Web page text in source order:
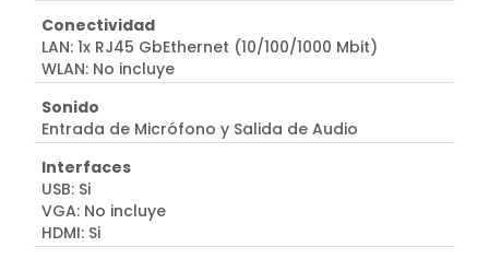
Conectividad
LAN: 1x RJ45 GbEthernet (10/100/1000 Mbit)
WLAN: No incluye
Sonido
Entrada de Micrófono y Salida de Audio
Interfaces
USB: Si
VGA: No incluye
HDMI: Si